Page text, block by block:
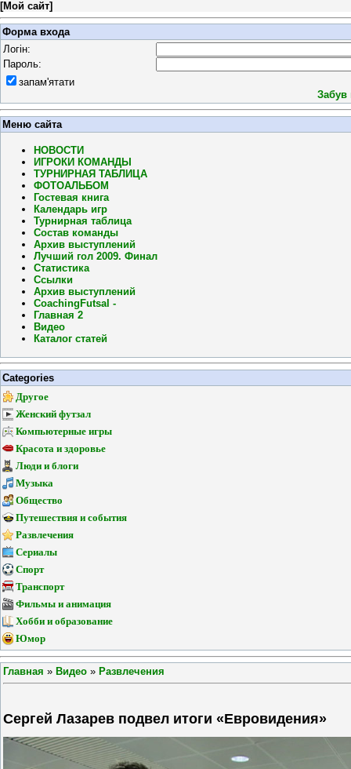
[Мой сайт]
Форма входа
Логін:
Пароль:
запам'ятати
Забув
Меню сайта
НОВОСТИ
ИГРОКИ КОМАНДЫ
ТУРНИРНАЯ ТАБЛИЦА
ФОТОАЛЬБОМ
Гостевая книга
Календарь игр
Турнирная таблица
Состав команды
Архив выступлений
Лучший гол 2009. Финал
Статистика
Ссылки
Архив выступлений
CoachingFutsal -
Главная 2
Видео
Каталог статей
Categories
Другое
Женский футзал
Компьютерные игры
Красота и здоровье
Люди и блоги
Музыка
Общество
Путешествия и события
Развлечения
Сериалы
Спорт
Транспорт
Фильмы и анимация
Хобби и образование
Юмор
Главная » Видео » Развлечения
Сергей Лазарев подвел итоги «Евровидения»